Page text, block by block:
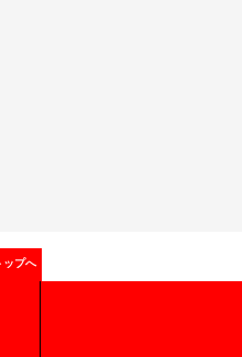
ップへ